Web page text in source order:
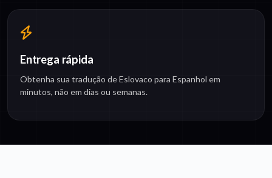
Entrega rápida
Obtenha sua tradução de Eslovaco para Espanhol em
minutos, não em dias ou semanas.